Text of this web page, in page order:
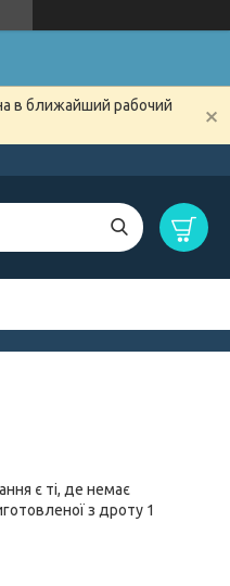
в ближайший рабочий
є ті, де немає
з дроту 1